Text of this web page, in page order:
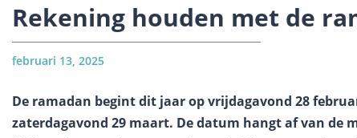
Rekening houden met de
februari 13, 2025
De ramadan begint dit jaar op vrijdagavond 28
zaterdagavond 29 maart. De datum hangt af van de